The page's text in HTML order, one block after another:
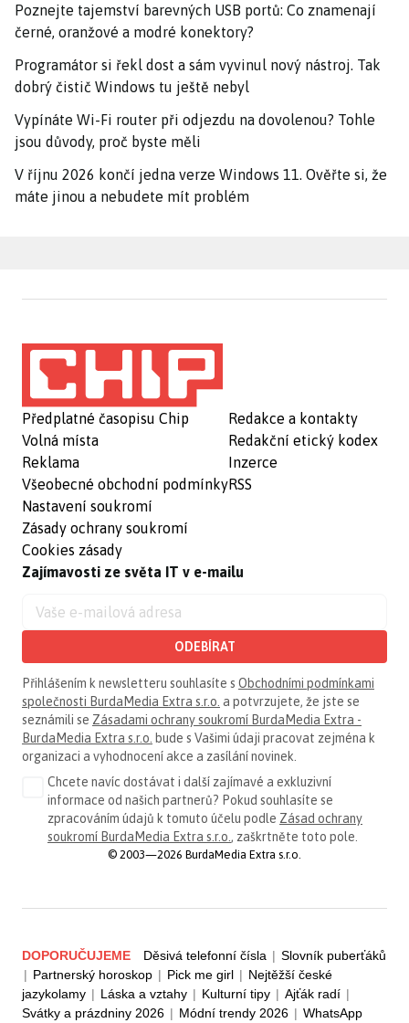
Poznejte tajemství barevných USB portů: Co znamenají
černé, oranžové a modré konektory?
Programátor si řekl dost a sám vyvinul nový nástroj. Tak
dobrý čistič Windows tu ještě nebyl
Vypínáte Wi-Fi router při odjezdu na dovolenou? Tohle
jsou důvody, proč byste měli
V říjnu 2026 končí jedna verze Windows 11. Ověřte si, že
máte jinou a nebudete mít problém
Předplatné časopisu Chip
Volná místa
Reklama
Všeobecné obchodní podmínky
Nastavení soukromí
Zásady ochrany soukromí
Cookies zásady
Redakce a kontakty
Redakční etický kodex
Inzerce
RSS
Zajímavosti ze světa IT v e-mailu
ODEBÍRAT
Přihlášením k newsletteru souhlasíte s Obchodními podmínkami
společnosti BurdaMedia Extra s.r.o. a potvrzujete, že jste se
seznámili se Zásadami ochrany soukromí BurdaMedia Extra -
BurdaMedia Extra s.r.o. bude s Vašimi údaji pracovat zejména k
organizaci a vyhodnocení akce a zasílání novinek.
Chcete navíc dostávat i další zajímavé a exkluzivní
informace od našich partnerů? Pokud souhlasíte se
zpracováním údajů k tomuto účelu podle Zásad ochrany
soukromí BurdaMedia Extra s.r.o. , zaškrtněte toto pole.
© 2003—2026 BurdaMedia Extra s.r.o.
DOPORUČUJEME Děsivá telefonní čísla | Slovník puberťáků
| Partnerský horoskop | Pick me girl | Nejtěžší české
jazykolamy | Láska a vztahy | Kulturní tipy | Ajťák radí |
Svátky a prázdniny 2026 | Módní trendy 2026 | WhatsApp